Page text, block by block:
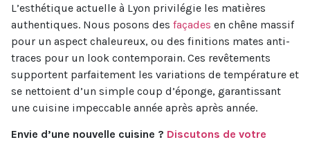
L’esthétique actuelle à Lyon privilégie les matières
authentiques. Nous posons des façades en chêne massif
pour un aspect chaleureux, ou des finitions mates anti-
traces pour un look contemporain. Ces revêtements
supportent parfaitement les variations de température et
se nettoient d’un simple coup d’éponge, garantissant
une cuisine impeccable année après après année.
Envie d’une nouvelle cuisine ? Discutons de votre